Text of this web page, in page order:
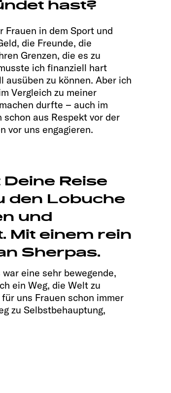
hast?
Frauen in dem Sport und
die Freunde, die
Grenzen, die es zu
ich finanziell hart
ausüben zu können. Aber ich
Vergleich zu meiner
durfte – auch im
aus Respekt vor der
vor uns engagieren.
Reise
den Lobuche
und
Mit einem rein
Sherpas.
eine sehr bewegende,
ein Weg, die Welt zu
uns Frauen schon immer
zu Selbstbehauptung,